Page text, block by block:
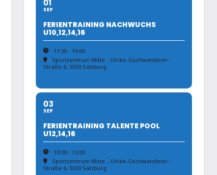
01
SEP
FERIENTRAINING NACHWUCHS
U10,12,14,16
17:30 - 19:00
Sportzentrum Mitte , Ulrike-Gschwandtner-
Straße 6, 5020 Salzburg
03
SEP
FERIENTRAINING TALENTE POOL
U12,14,16
10:00 - 12:00
Sportzentrum Mitte , Ulrike-Gschwandtner-
Straße 6, 5020 Salzburg